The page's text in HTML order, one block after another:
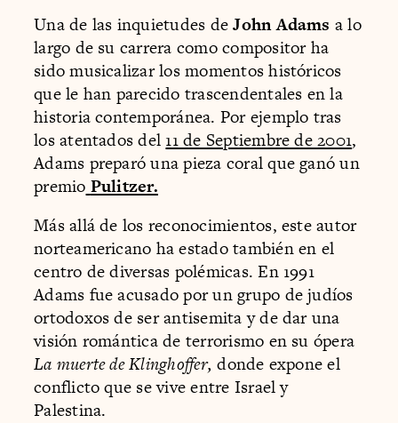
Una de las inquietudes deJohn Adams a lo
largo de su carrera como compositor ha
sido musicalizar los momentos históricos
que le han parecido trascendentales en la
historia contemporánea. Por ejemplo tras
los atentados del 11 de Septiembre de 2001,
Adams preparó una pieza coral que ganó un
premio Pulitzer.
Más allá de los reconocimientos, este autor
norteamericano ha estado también en el
centro de diversas polémicas. En 1991
Adams fue acusado por un grupo de judíos
ortodoxos de ser antisemita y de dar una
visión romántica de terrorismo en su ópera
La muerte de Klinghoffer,donde expone el
conflicto que se vive entre Israel y
Palestina.